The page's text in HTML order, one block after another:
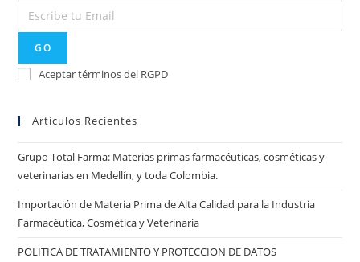
GO
Aceptar términos del RGPD
Artículos Recientes
Grupo Total Farma: Materias primas farmacéuticas, cosméticas y
veterinarias en Medellín, y toda Colombia.
Importación de Materia Prima de Alta Calidad para la Industria
Farmacéutica, Cosmética y Veterinaria
POLITICA DE TRATAMIENTO Y PROTECCION DE DATOS